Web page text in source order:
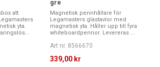
att
yta.
gre
Magnetisk pennhållare för
Legamasters glastavlor med
magnetisk yta. Håller upp till fyra
whiteboardpennor. Levereras ...
Art nr. 8566670
339,00 kr